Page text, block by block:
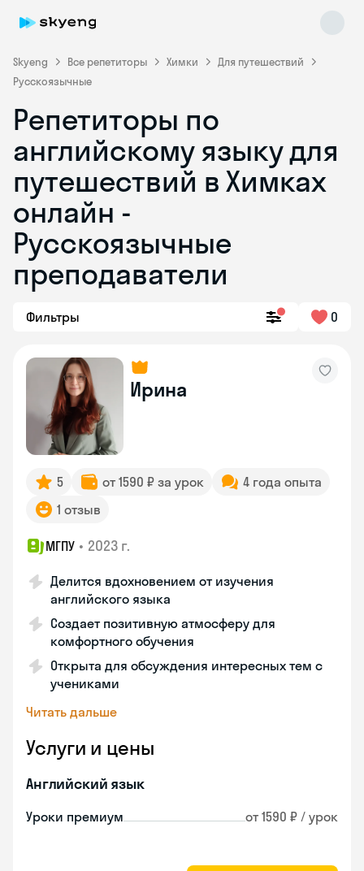
Skyeng Все репетиторы Химки
Для путешествий
Русскоязычные
Репетиторы по
английскому языку для
путешествий в Химках
онлайн -
Русскоязычные
преподаватели
Фильтры 0
Ирина
5 от 1590 ₽ за урок
4 года опыта
1 отзыв
МГПУ • 2023 г.
Делится вдохновением от изучения
английского языка
Создает позитивную атмосферу для
комфортного обучения
Открыта для обсуждения интересных тем с
учениками
Читать дальше
Услуги и цены
Английский язык
Уроки премиум от 1590 ₽ / урок
Skyeng Chat